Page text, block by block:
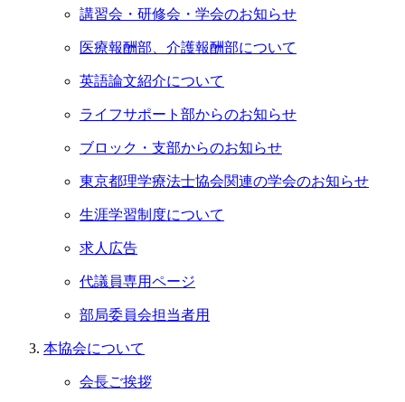
講習会・研修会・学会のお知らせ
医療報酬部、介護報酬部について
英語論文紹介について
ライフサポート部からのお知らせ
ブロック・支部からのお知らせ
東京都理学療法士協会関連の学会のお知らせ
生涯学習制度について
求人広告
代議員専用ページ
部局委員会担当者用
本協会について
会長ご挨拶